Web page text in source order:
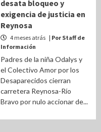
desata bloqueo y
exigencia de justicia en
Reynosa
4 meses atrás | Por Staff de
Información
Padres de la niña Odalys y
el Colectivo Amor por los
Desaparecidos cierran
carretera Reynosa-Río
Bravo por nulo accionar de...